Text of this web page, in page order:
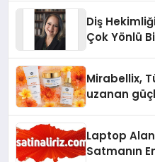
Diş
Çok Yönlü
Mirabellix,
uzanan
Laptop
Satmanın